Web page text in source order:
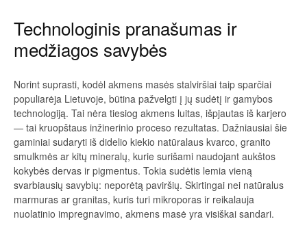
Technologinis pranašumas ir
medžiagos savybės
Norint suprasti, kodėl akmens masės stalviršiai taip sparčiai
populiarėja Lietuvoje, būtina pažvelgti į jų sudėtį ir gamybos
technologiją. Tai nėra tiesiog akmens luitas, išpjautas iš karjero
— tai kruopštaus inžinerinio proceso rezultatas. Dažniausiai šie
gaminiai sudaryti iš didelio kiekio natūralaus kvarco, granito
smulkmės ar kitų mineralų, kurie surišami naudojant aukštos
kokybės dervas ir pigmentus. Tokia sudėtis lemia vieną
svarbiausių savybių: neporėtą paviršių. Skirtingai nei natūralus
marmuras ar granitas, kuris turi mikroporas ir reikalauja
nuolatinio impregnavimo, akmens masė yra visiškai sandari.